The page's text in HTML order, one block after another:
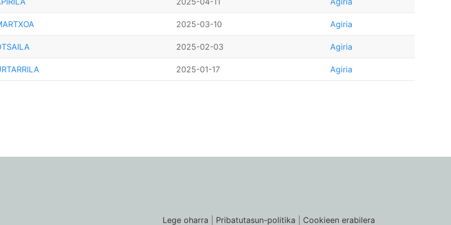
2025-03-10 Agiria
2025-02-03 Agiria
2025-01-17 Agiria
Lege oharra Pribatutasun-politika Cookieen erabilera